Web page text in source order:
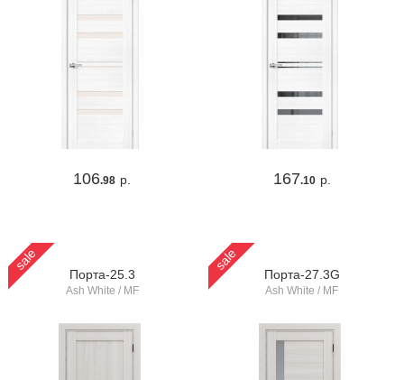
106.98 р. 167.10 р.
sale
Порта-25.3
Ash White / MF
sale
Порта-27.3G
Ash White / MF